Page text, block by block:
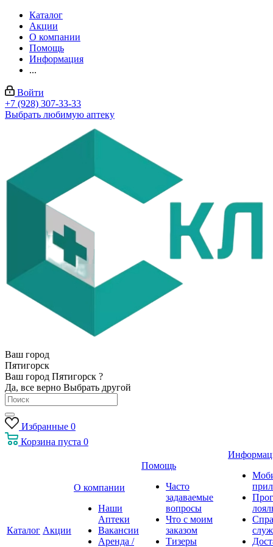
Каталог
Акции
О компании
Помощь
Информация
...
Войти
+7 (928) 307-33-33
Выбрать любимую аптеку
Ваш город
Пятигорск
Ваш город Пятигорск ?
Да, все верно Выбрать другой
Избранные 0
Корзина пуста 0
Каталог Акции
О компании
Наши
Аптеки
Вакансии
Аренда /
Помощь
Часто
задаваемые
вопросы
Что с моим
заказом
Тизеры